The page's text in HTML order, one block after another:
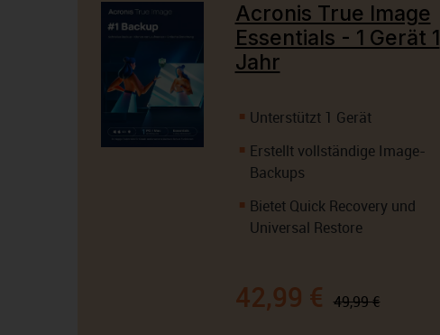
Acronis True Image
Essentials - 1 Gerät 1
Jahr
Unterstützt 1 Gerät
Erstellt vollständige Image-
Backups
Bietet Quick Recovery und
Universal Restore
42,99 € 49,99 €